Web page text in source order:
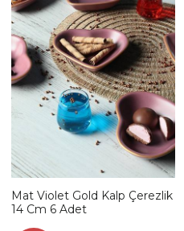
Mat Violet Gold Kalp Çerezlik
14 Cm 6 Adet